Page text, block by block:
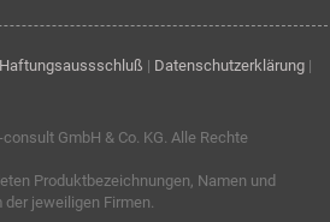
Haftungsaussschluß | Datenschutzerklärung |
consult GmbH & Co. KG . Alle Rechte
Produktbezeichnungen, Namen und
jeweiligen Firmen.